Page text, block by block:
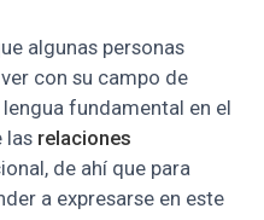
algunas personas
con su campo de
fundamental en el
las relaciones
de ahí que para
a expresarse en este